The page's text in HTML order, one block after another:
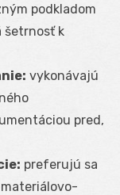
podkladom
šetrnosť k
vykonávajú
pred,
preferujú sa